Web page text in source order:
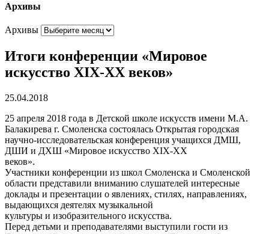
Архивы
Архивы
Итоги конференции «Мировое
искусство XIX-XX веков»
25.04.2018
25 апреля 2018 года в Детской школе искусств имени М.А.
Балакирева г. Смоленска состоялась Открытая городская
научно-исследовательская конференция учащихся ДМШ,
ДШИ и ДХШ «Мировое искусство XIX-XX
веков».
Участники конференции из школ Смоленска и Смоленской
области представили вниманию слушателей интересные
доклады и презентации о явлениях, стилях, направлениях,
выдающихся деятелях музыкальной
культуры и изобразительного искусства.
Перед детьми и преподавателями выступили гости из